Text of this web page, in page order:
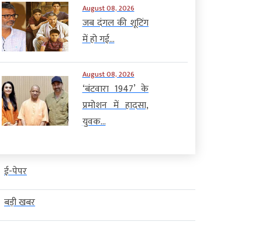
के तहत तीन जिलों के कलेक्टर
बदले गए हैं, जबकि कई वरिष्ठ
को नए विभागों और अतिरिक्त
सहित मालवा और नर्मदापुरम संभाग के 19
किसान संगठनों के बैनर तले हजारों किसान
August 08, 2026
जब दंगल की शूटिंग
में हो गई...
August 08, 2026
‘बंटवारा 1947’ के
प्रमोशन में हादसा,
युवक...
ई-पेपर
बड़ी खबर